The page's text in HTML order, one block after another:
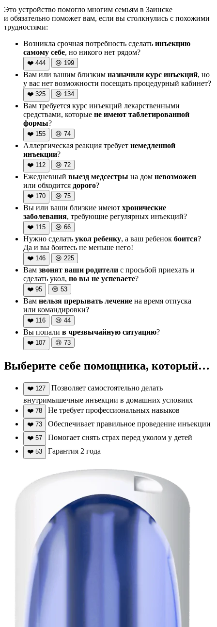
Это устройство помогло многим семьям в Заинске
и обязательно поможет вам, если вы столкнулись с похожими
трудностями:
Возникла срочная потребность сделать инъекцию
самому себе, но никого нет рядом?
❤️ 444 😢 199
Вам или вашим близким назначили курс инъекций, но
у вас нет возможности посещать процедурный кабинет?
❤️ 325 😢 134
Вам требуется курс инъекций лекарственными
средствами, которые не имеют таблетированной
формы?
❤️ 155 😢 74
Аллергическая реакция требует немедленной
инъекции?
❤️ 112 😢 72
Ежедневный выезд медсестры на дом невозможен
или обходится дорого?
❤️ 170 😢 75
Вы или ваши близкие имеют хронические
заболевания, требующие регулярных инъекций?
❤️ 115 😢 66
Нужно сделать укол ребенку, а ваш ребенок боится?
Да и вы боитесь не меньше него!
❤️ 146 😢 225
Вам звонят ваши родители с просьбой приехать и
сделать укол, но вы не успеваете?
❤️ 95 😢 53
Вам нельзя прерывать лечение на время отпуска
или командировки?
❤️ 116 😢 44
Вы попали в чрезвычайную ситуацию?
❤️ 107 😢 73
Выберите себе помощника, который…
❤️ 127
Позволяет самостоятельно делать
внутримышечные инъекции в домашних условиях
❤️ 78 Не требует профессиональных навыков
❤️ 73 Обеспечивает правильное проведение инъекции
❤️ 57 Помогает снять страх перед уколом у детей
❤️ 53 Гарантия 2 года